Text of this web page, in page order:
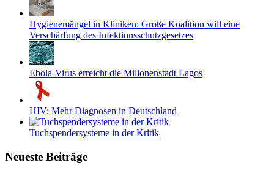
Hygienemängel in Kliniken: Große Koalition will eine
Verschärfung des Infektionsschutzgesetzes
Ebola-Virus erreicht die Millonenstadt Lagos
HIV: Mehr Diagnosen in Deutschland
Tuchspendersysteme in der Kritik
Neueste Beiträge